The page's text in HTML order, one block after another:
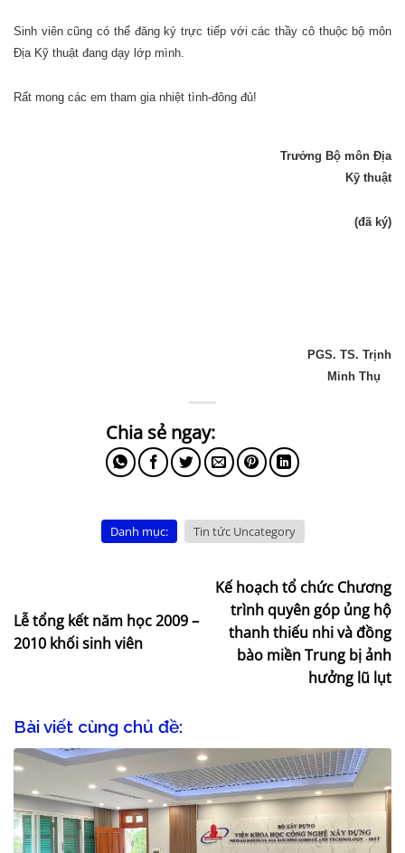
Sinh viên cũng có thể đăng ký trực tiếp với các thầy cô thuộc bộ môn
Địa Kỹ thuật đang dạy lớp mình.
Rất mong các em tham gia nhiệt tình-đông đủ!
Trưởng Bộ môn Địa
Kỹ thuật
(đã ký)
PGS. TS. Trịnh
Minh Thụ
Danh mục: Tin tức Uncategory
Lễ tổng kết năm học 2009 –
2010 khối sinh viên
Kế hoạch tổ chức Chương
trình quyên góp ủng hộ
thanh thiếu nhi và đồng
bào miền Trung bị ảnh
hưởng lũ lụt
Bài viết cùng chủ đề: